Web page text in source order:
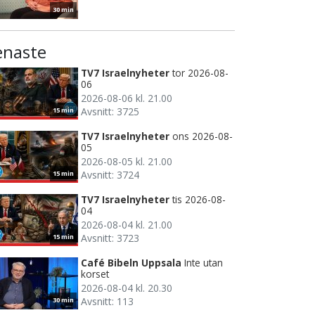
30 min
15 min
TV7 Israelnyheter tor 2026-08-
06
2026-08-06 kl. 21.00
Avsnitt: 3725
15 min
TV7 Israelnyheter ons 2026-08-
05
2026-08-05 kl. 21.00
Avsnitt: 3724
15 min
TV7 Israelnyheter tis 2026-08-
04
2026-08-04 kl. 21.00
Avsnitt: 3723
30 min
Café Bibeln Uppsala Inte utan
korset
2026-08-04 kl. 20.30
Avsnitt: 113